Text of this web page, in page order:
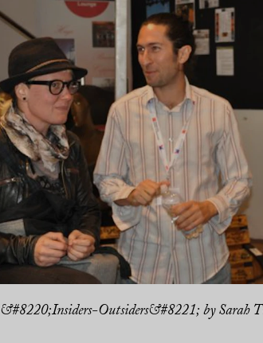
&#8220;Insiders-Outsiders&#8221; by Sarah